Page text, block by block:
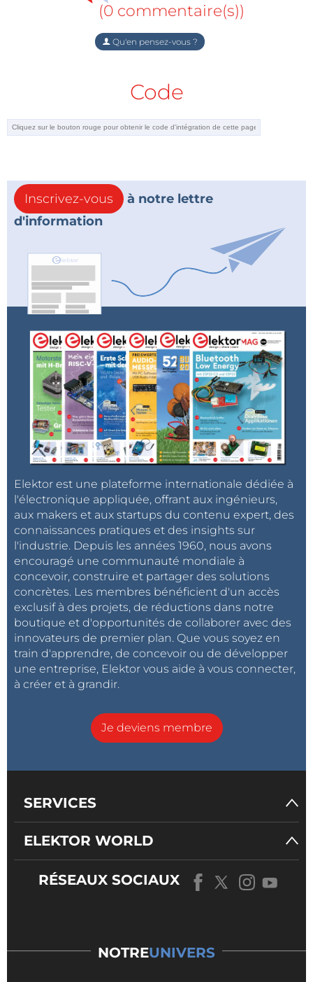
(0 commentaire(s))
Qu'en pensez-vous ?
Code
Inscrivez-vous
à notre lettre
d'information
Elektor est une plateforme internationale dédiée à
l'électronique appliquée, offrant aux ingénieurs,
aux makers et aux startups du contenu expert, des
connaissances pratiques et des insights sur
l'industrie. Depuis les années 1960, nous avons
encouragé une communauté mondiale à
concevoir, construire et partager des solutions
concrètes. Les membres bénéficient d'un accès
exclusif à des projets, de réductions dans notre
boutique et d'opportunités de collaborer avec des
innovateurs de premier plan. Que vous soyez en
train d'apprendre, de concevoir ou de développer
une entreprise, Elektor vous aide à vous connecter,
à créer et à grandir.
Je deviens membre
SERVICES
ELEKTOR WORLD
RÉSEAUX SOCIAUX
NOTREUNIVERS